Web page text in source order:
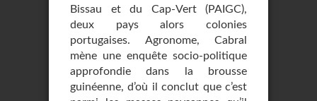
Bissau et du Cap-Vert (PAIGC),
deux pays alors colonies
portugaises. Agronome, Cabral
mène une enquête socio-politique
approfondie dans la brousse
guinéenne, d’où il conclut que c’est